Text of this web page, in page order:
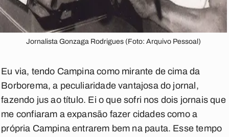
Jornalista Gonzaga Rodrigues (Foto: Arquivo Pessoal)
Eu via, tendo Campina como mirante de cima da
Borborema, a peculiaridade vantajosa do jornal,
fazendo jus ao título. Ei o que sofri nos dois jornais que
me confiaram a expansão fazer cidades como a
própria Campina entrarem bem na pauta. Esse tempo